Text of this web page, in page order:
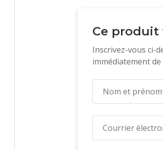
Ce produit
Inscrivez-vous ci-
immédiatement